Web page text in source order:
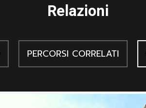
Relazioni
PERCORSI CORRELATI